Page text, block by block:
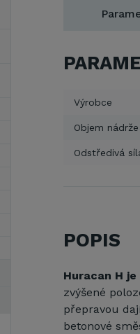
Výrobce
Objem nádrže
Odstředivá
POPIS
Huracan H
zvýšené
přepravou
betonové